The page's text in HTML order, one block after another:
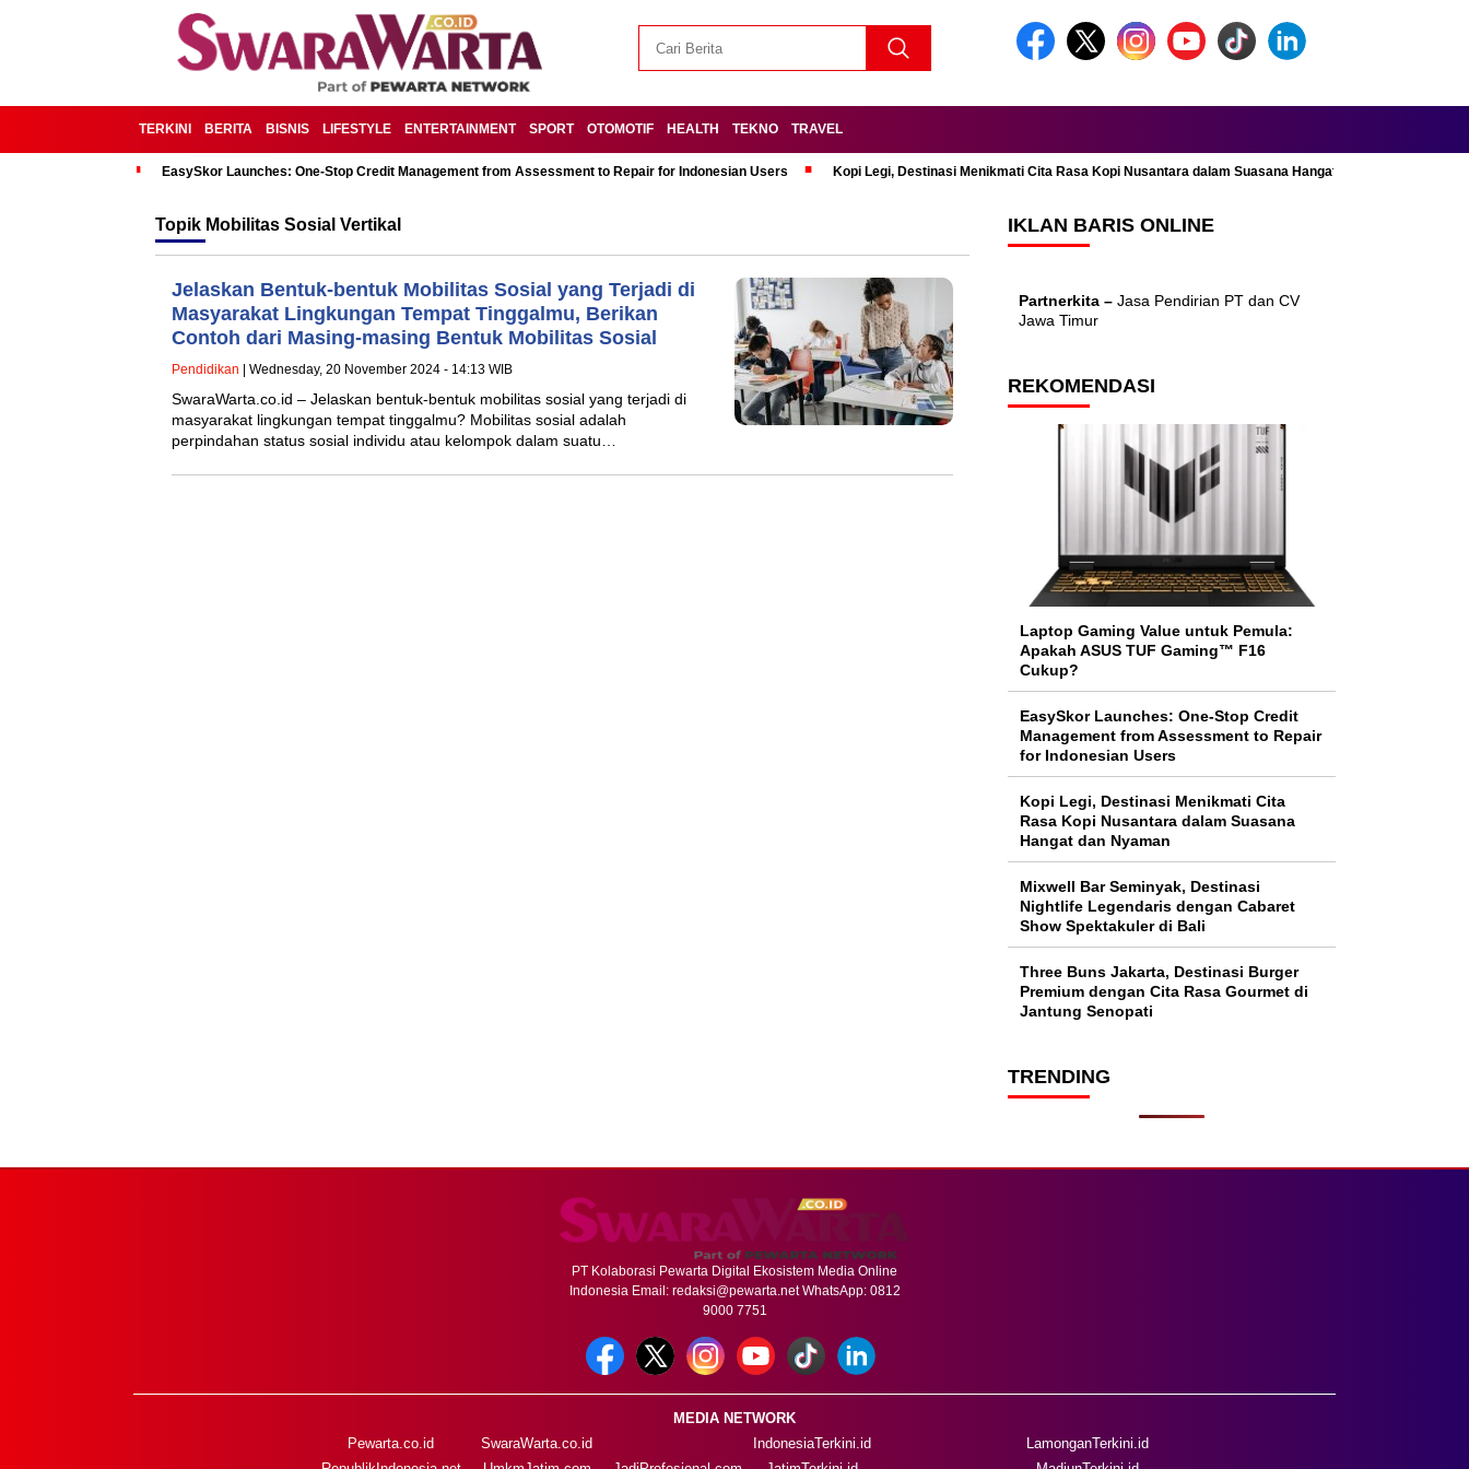
TERKINI BERITA BISNIS LIFESTYLE ENTERTAINMENT SPORT OTOMOTIF HEALTH TEKNO TRAVEL
EasySkor Launches: One-Stop Credit Management from Assessment to Repair for Indonesian Users Kopi Legi, Destinasi Menikmati Cita Rasa Kopi Nusantara dalam Suasana Hangat dan Nyaman
Topik Mobilitas Sosial Vertikal
Jelaskan Bentuk-bentuk Mobilitas Sosial yang Terjadi di
Masyarakat Lingkungan Tempat Tinggalmu, Berikan
Contoh dari Masing-masing Bentuk Mobilitas Sosial
Pendidikan | Wednesday, 20 November 2024 - 14:13 WIB
SwaraWarta.co.id – Jelaskan bentuk-bentuk mobilitas sosial yang terjadi di
masyarakat lingkungan tempat tinggalmu? Mobilitas sosial adalah
perpindahan status sosial individu atau kelompok dalam suatu…
IKLAN BARIS ONLINE
Partnerkita – Jasa Pendirian PT dan CV
Jawa Timur
REKOMENDASI
Laptop Gaming Value untuk Pemula:
Apakah ASUS TUF Gaming™ F16
Cukup?
EasySkor Launches: One-Stop Credit
Management from Assessment to Repair
for Indonesian Users
Kopi Legi, Destinasi Menikmati Cita
Rasa Kopi Nusantara dalam Suasana
Hangat dan Nyaman
Mixwell Bar Seminyak, Destinasi
Nightlife Legendaris dengan Cabaret
Show Spektakuler di Bali
Three Buns Jakarta, Destinasi Burger
Premium dengan Cita Rasa Gourmet di
Jantung Senopati
TRENDING
PT Kolaborasi Pewarta Digital Ekosistem Media Online
Indonesia Email: redaksi@pewarta.netWhatsApp: 0812
9000 7751
MEDIA NETWORK
Pewarta.co.id
SwaraWarta.co.id
IndonesiaTerkini.id
LamonganTerkini.id